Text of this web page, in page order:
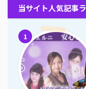
当サイト人気記事
1